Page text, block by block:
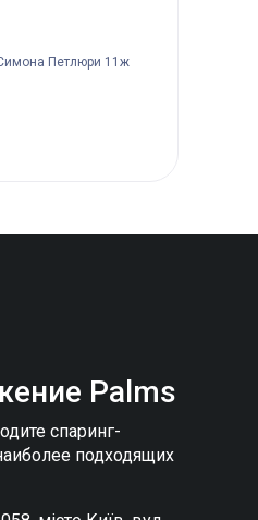
Петлюри 11ж
Palms
спаринг-
подходящих